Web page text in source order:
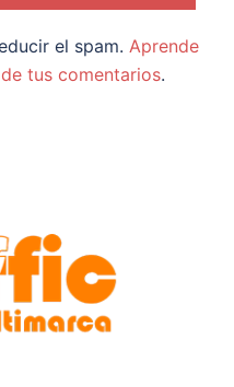
el spam. Aprende
tus comentarios.